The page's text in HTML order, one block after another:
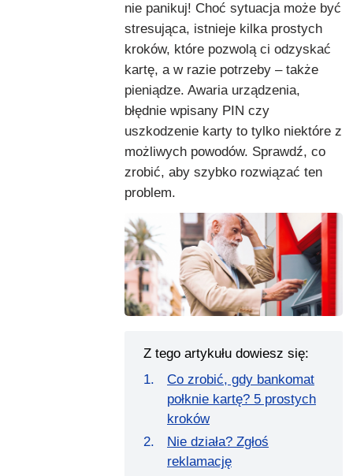
nie panikuj! Choć sytuacja może być
stresująca, istnieje kilka prostych
kroków, które pozwolą ci odzyskać
kartę, a w razie potrzeby – także
pieniądze. Awaria urządzenia,
błędnie wpisany PIN czy
uszkodzenie karty to tylko niektóre z
możliwych powodów. Sprawdź, co
zrobić, aby szybko rozwiązać ten
problem.
Z tego artykułu dowiesz się:
Co zrobić, gdy bankomat
połknie kartę? 5 prostych
kroków
Nie działa? Zgłoś
reklamację